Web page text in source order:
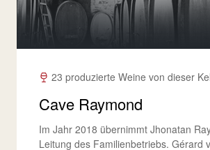
23 produzierte Weine von dieser
Cave Raymond
Im Jahr 2018 übernimmt Jhonatan
Leitung des Familienbetriebs. Gérard